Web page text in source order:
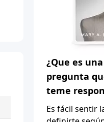
¿Que es
pregunta
teme
Es fácil sentir